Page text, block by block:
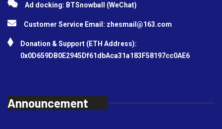
Ad docking: BTSnowball (WeChat)
Customer Service Email: zhesmail@163.com
Donation & Support (ETH Address):
0x0D659DB0E2945Df61dbAca31a183F58197cc0AE6
Announcement